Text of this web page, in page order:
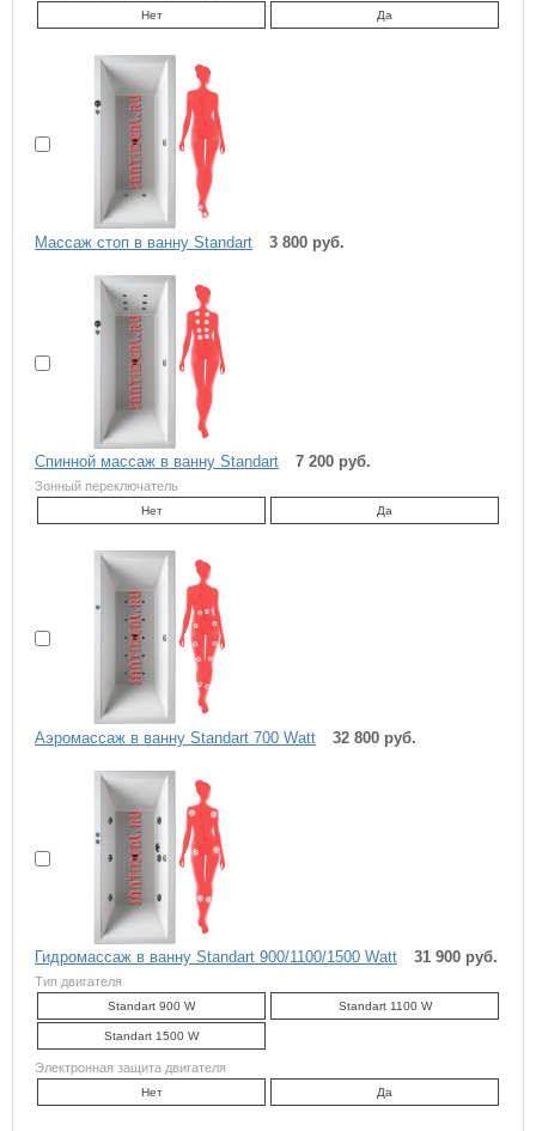
Нет Да
Массаж стоп в ванну Standart 3 800 руб.
Спинной массаж в ванну Standart 7 200 руб.
Зонный переключатель
Нет Да
Аэромассаж в ванну Standart 700 Watt 32 800 руб.
Гидромассаж в ванну Standart 900/1100/1500 Watt 31 900 руб.
Тип двигателя
Standart 900 W Standart 1100 W
Standart 1500 W
Электронная защита двигателя
Нет Да